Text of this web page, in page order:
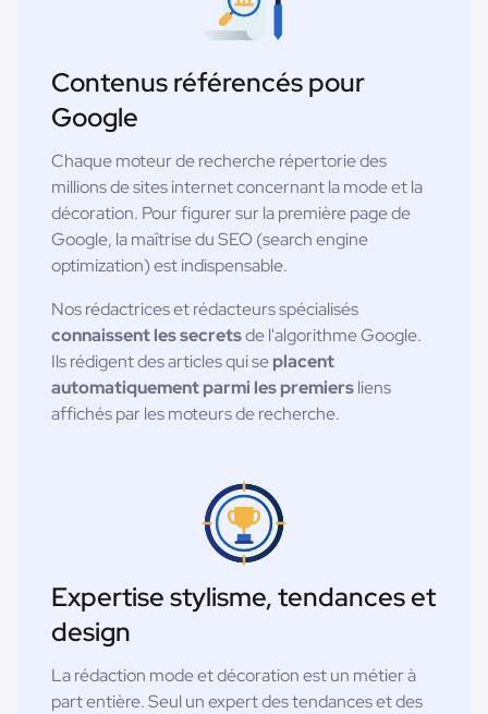
Contenus référencés pour
Google
Chaque moteur de recherche répertorie des
millions de sites internet concernant la mode et la
décoration. Pour figurer sur la première page de
Google, la maîtrise du SEO (search engine
optimization) est indispensable.
Nos rédactrices et rédacteurs spécialisés
connaissent les secretsde l'algorithme Google.
Ils rédigent des articles qui seplacent
automatiquement parmi les premiersliens
affichés par les moteurs de recherche.
Expertise stylisme, tendances et
design
La rédaction mode et décoration est un métier à
part entière. Seul un expert des tendances et des